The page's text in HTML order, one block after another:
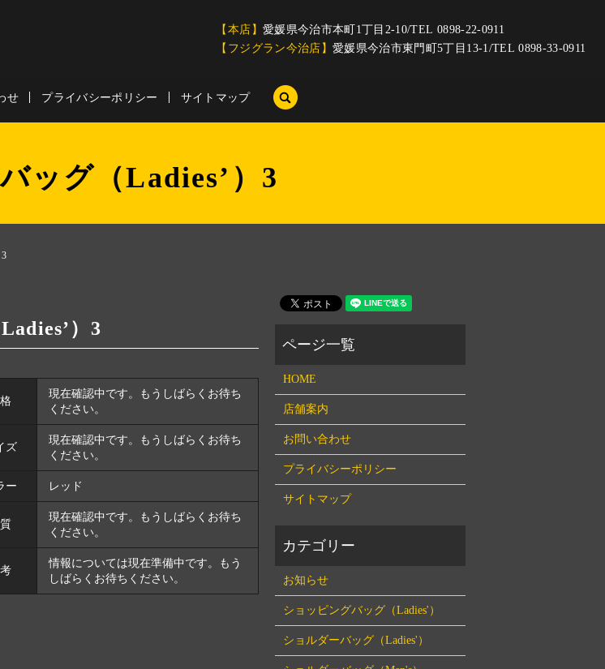
【本店】 愛媛県今治市本町1丁目2-10/TEL 0898-22-0911
【フジグラン今治店】 愛媛県今治市東門町5丁目13-1/TEL 0898-33-0911
せ プライバシーポリシー サイトマップ search
ッグ（Ladies’）3
）3
現在確認中です。もうしばらくお待ち
ください。
ズ
現在確認中です。もうしばらくお待ち
ください。
ー レッド
現在確認中です。もうしばらくお待ち
ください。
情報については現在準備中です。もう
しばらくお待ちください。
HOME
店舗案内
お問い合わせ
プライバシーポリシー
サイトマップ
お知らせ
ショッピングバッグ（Ladies'）
ショルダーバッグ（Ladies'）